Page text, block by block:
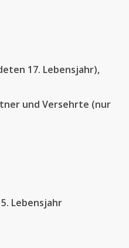
17. Lebensjahr),
und Versehrte (nur
Lebensjahr